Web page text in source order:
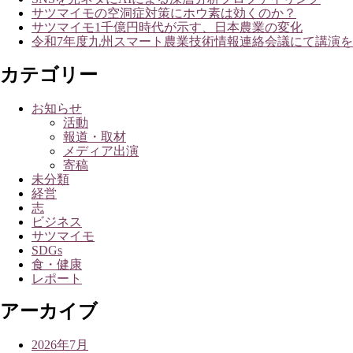
サツマイモの空洞症対策にホウ素は効くのか？
サツマイモ1千億円時代が示す、日本農業の変化
令和7年度九州スマート農業技術情報連絡会議にて講演
カテゴリー
お知らせ
活動
報道・取材
メディア出演
寄稿
未分類
経営
志
ビジネス
サツマイモ
SDGs
食・健康
レポート
アーカイブ
2026年7月